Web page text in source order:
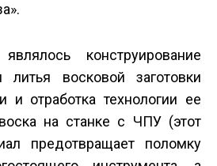
конструирование
восковой заготовки
и отработка технологии ее
на станке с ЧПУ (этот
предотвращает поломку